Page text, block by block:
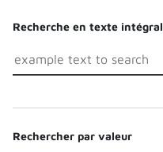
Recherche en texte intégral
Rechercher par valeur